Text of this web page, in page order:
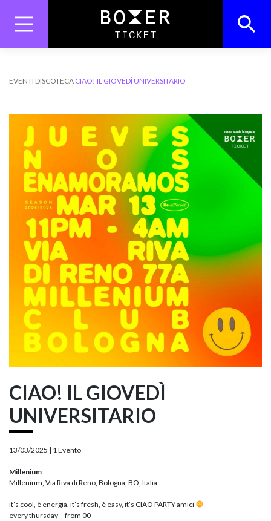
content
EVENTI DISCOTECA CIAO! IL GIOVEDÌ UNIVERSITARIO
CIAO! IL GIOVEDÌ
UNIVERSITARIO
13/03/2025 | 1 Evento
Millenium
Millenium, Via Riva di Reno, Bologna, BO, Italia
it’s cool, è energia, it’s fresh, è easy, it’s CIAO PARTY amici
every thursday – from 00